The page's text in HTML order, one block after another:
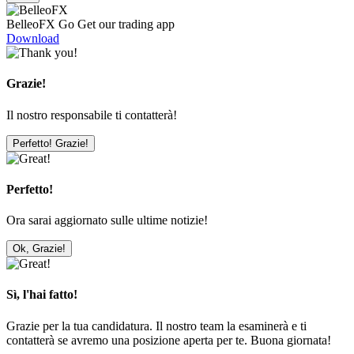
BelleoFX Go Get our trading app
Download
Grazie!
Il nostro responsabile ti contatterà!
Perfetto! Grazie!
Perfetto!
Ora sarai aggiornato sulle ultime notizie!
Ok, Grazie!
Sì, l'hai fatto!
Grazie per la tua candidatura. Il nostro team la esaminerà e ti
contatterà se avremo una posizione aperta per te. Buona giornata!